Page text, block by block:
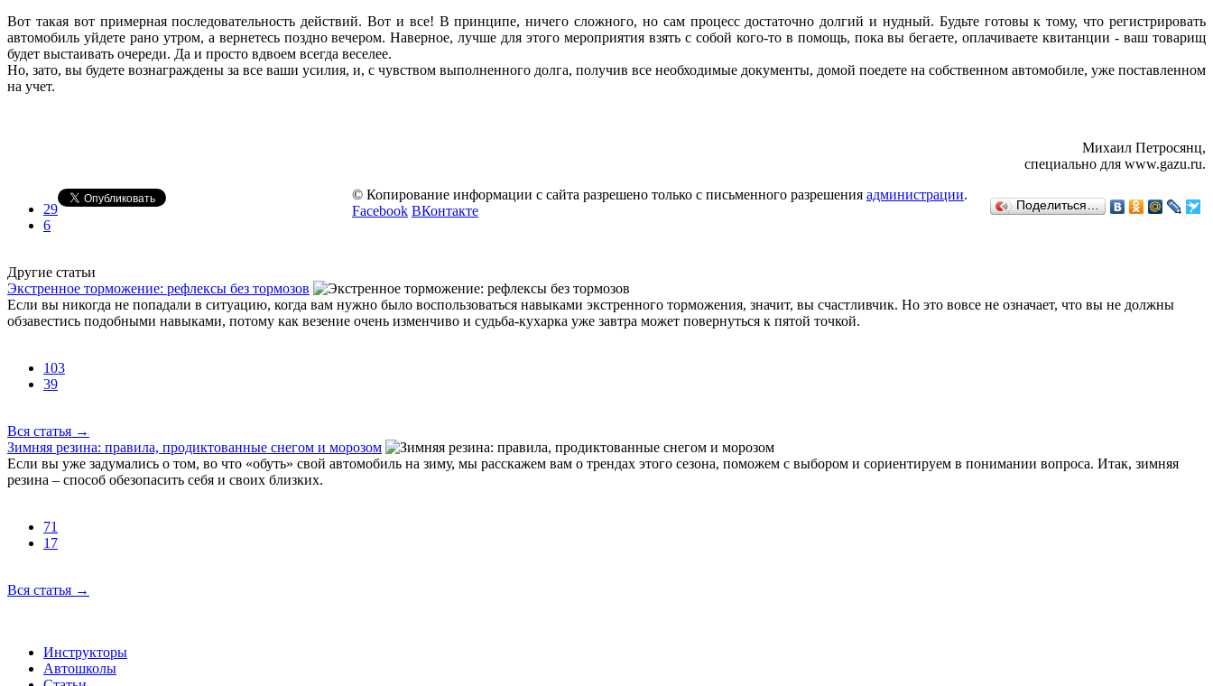
Вот такая вот примерная последовательность действий. Вот и все! В принципе, ничего сложного, но сам процесс достаточно долгий и нудный. Будьте готовы к тому, что регистрировать
автомобиль уйдете рано утром, а вернетесь поздно вечером. Наверное, лучше для этого мероприятия взять с собой кого-то в помощь, пока вы бегаете, оплачиваете квитанции - ваш товарищ
будет выстаивать очереди. Да и просто вдвоем всегда веселее.
Но, зато, вы будете вознаграждены за все ваши усилия, и, с чувством выполненного долга, получив все необходимые документы, домой поедете на собственном автомобиле, уже поставленном
на учет.
Михаил Петросянц,
специально для www.gazu.ru.
29
6
Поделиться…
© Копирование информации с сайта разрешено только с письменного разрешения администрации.
Facebook ВКонтакте
Другие статьи
Экстренное торможение: рефлексы без тормозов
Если вы никогда не попадали в ситуацию, когда вам нужно было воспользоваться навыками экстренного торможения, значит, вы счастливчик. Но это вовсе не означает, что вы не должны
обзавестись подобными навыками, потому как везение очень изменчиво и судьба-кухарка уже завтра может повернуться к пятой точкой.
103
39
Вся статья →
Зимняя резина: правила, продиктованные снегом и морозом
Если вы уже задумались о том, во что «обуть» свой автомобиль на зиму, мы расскажем вам о трендах этого сезона, поможем с выбором и сориентируем в понимании вопроса. Итак, зимняя
резина – способ обезопасить себя и своих близких.
71
17
Вся статья →
Инструкторы
Автошколы